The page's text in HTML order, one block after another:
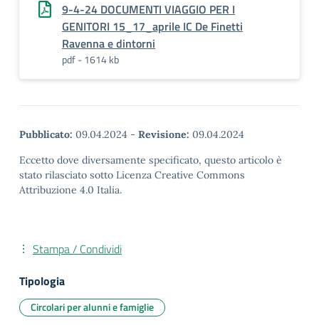
9-4-24 DOCUMENTI VIAGGIO PER I
GENITORI 15_17_aprile IC De Finetti
Ravenna e dintorni
pdf - 1614 kb
Pubblicato: 09.04.2024 - Revisione: 09.04.2024
Eccetto dove diversamente specificato, questo articolo è
stato rilasciato sotto Licenza Creative Commons
Attribuzione 4.0 Italia.
Stampa / Condividi
Tipologia
Circolari per alunni e famiglie